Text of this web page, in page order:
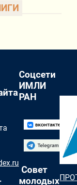
Соцсети
ИМЛИ
РАН
Совет
молодых